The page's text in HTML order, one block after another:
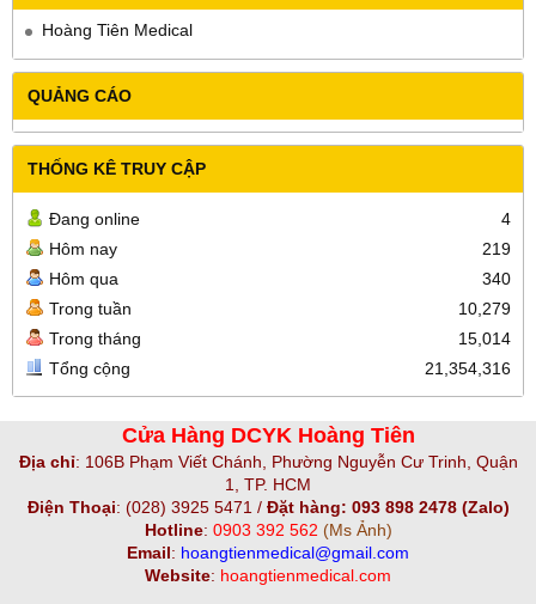
Hoàng Tiên Medical
QUẢNG CÁO
THỐNG KÊ TRUY CẬP
Đang online
4
Hôm nay
219
Hôm qua
340
Trong tuần
10,279
Trong tháng
15,014
Tổng cộng
21,354,316
Cửa Hàng DCYK Hoàng Tiên
Địa chỉ: 106B Phạm Viết Chánh, Phường Nguyễn Cư Trinh, Quận
1, TP. HCM
Điện Thoại: (028) 3925 5471 / Đặt hàng: 093 898 2478 (Zalo)
Hotline: 0903 392 562 (Ms Ảnh)
Email: hoangtienmedical@gmail.com
Website: hoangtienmedical.com